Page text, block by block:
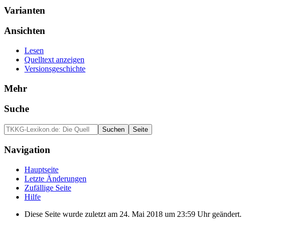
Varianten
Ansichten
Lesen
Quelltext anzeigen
Versionsgeschichte
Mehr
Suche
Navigation
Hauptseite
Letzte Änderungen
Zufällige Seite
Hilfe
Diese Seite wurde zuletzt am 24. Mai 2018 um 23:59 Uhr geändert.